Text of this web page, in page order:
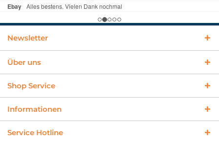
Newsletter
Über uns
Shop Service
Informationen
Service Hotline